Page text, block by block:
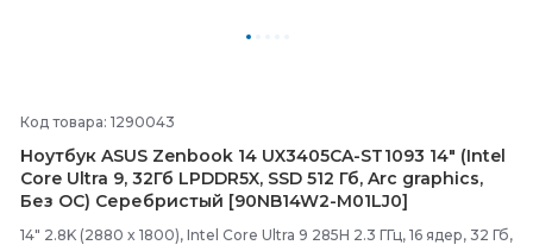
Код товара: 1290043
Ноутбук ASUS Zenbook 14 UX3405CA-ST1093 14" (Intel
Core Ultra 9, 32Гб LPDDR5X, SSD 512 Гб, Arc graphics,
Без ОС) Серебристый [90NB14W2-M01LJ0]
14" 2.8K (2880 x 1800), Intel Core Ultra 9 285H 2.3 ГГц, 16 ядер, 32 Гб,